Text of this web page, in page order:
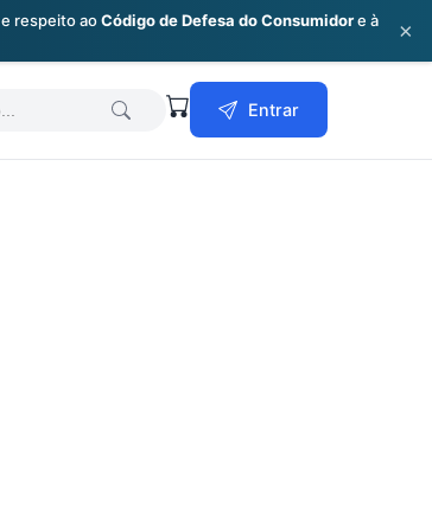
e respeito aoCódigo de Defesa do Consumidore à
×
Entrar